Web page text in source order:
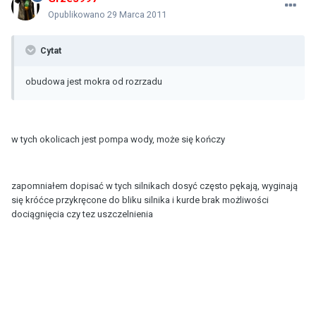
Opublikowano 29 Marca 2011
Cytat
obudowa jest mokra od rozrzadu
w tych okolicach jest pompa wody, może się kończy
zapomniałem dopisać w tych silnikach dosyć często pękają, wyginają
się króćce przykręcone do bliku silnika i kurde brak możliwości
dociągnięcia czy tez uszczelnienia